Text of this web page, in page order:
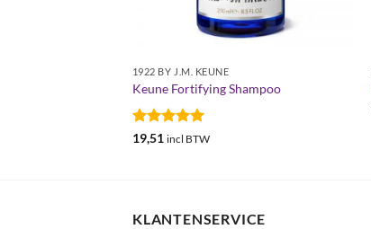
1922 BY J.M. KEUNE
Keune Fortifying Shampoo
Gewaardeerd
19,51 incl BTW
KLANTENSERVICE